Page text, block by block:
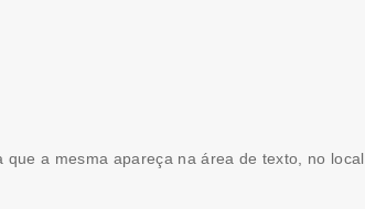
a mesma apareça na área de texto, no local